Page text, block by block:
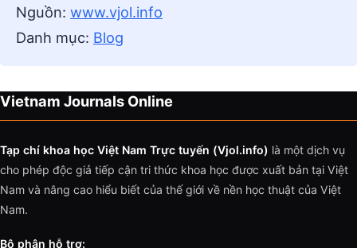
Nguồn: www.vjol.info
Danh mục: Blog
Vietnam Journals Online
Tạp chí khoa học Việt Nam Trực tuyến (Vjol.info) là một dịch vụ
cho phép độc giả tiếp cận tri thức khoa học được xuất bản tại Việt
Nam và nâng cao hiểu biết của thế giới về nền học thuật của Việt
Nam.
Bộ phận hỗ trợ: